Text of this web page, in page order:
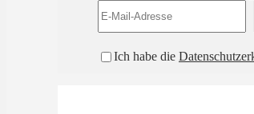
Ich habe die